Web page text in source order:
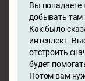
Вы попадаете
добывать там
Как было
интеллект.
отстроить
будет
Потом вам